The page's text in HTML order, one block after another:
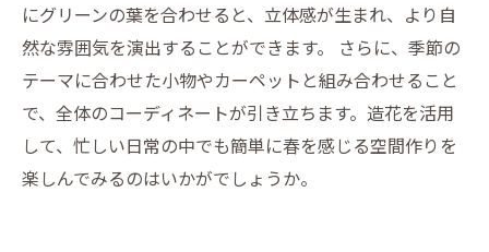
にグリーンの葉を合わせると、立体感が生まれ、より自
然な雰囲気を演出することができます。 さらに、季節の
テーマに合わせた小物やカーペットと組み合わせること
で、全体のコーディネートが引き立ちます。造花を活用
して、忙しい日常の中でも簡単に春を感じる空間作りを
楽しんでみるのはいかがでしょうか。